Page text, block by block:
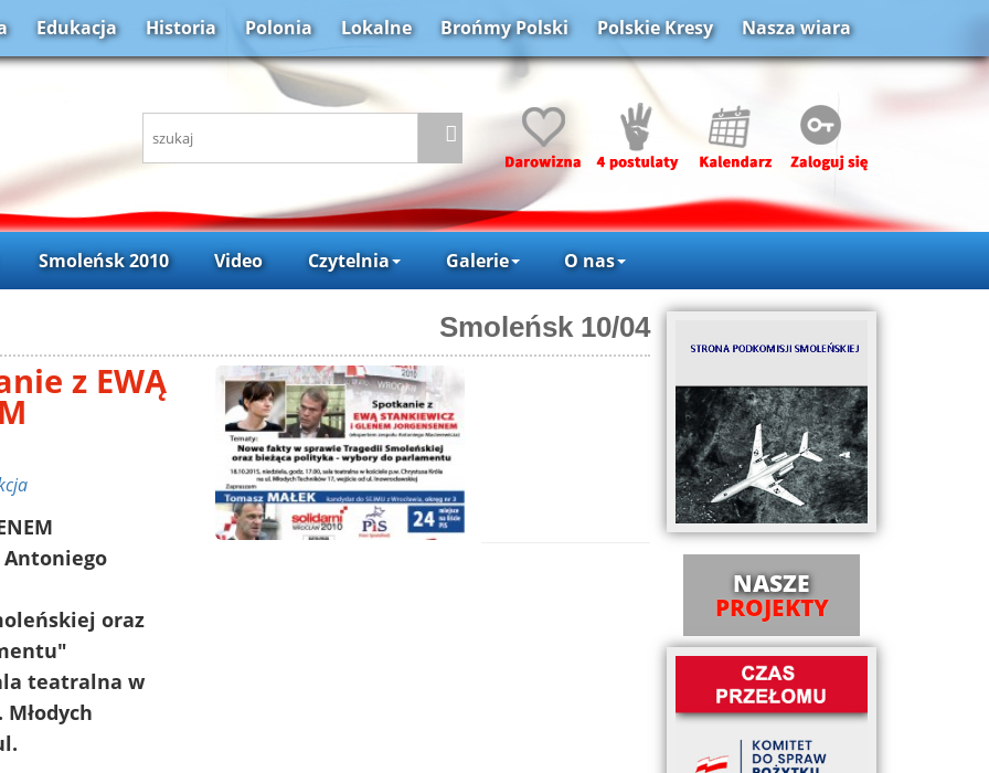
Edukacja Historia Polonia Lokalne Brońmy Polski Polskie Kresy Nasza wiara
Smoleńsk 2010 Video Czytelnia Galerie O nas
Smoleńsk 10/04
z EWĄ
Antoniego
oraz
teatralna w
NASZE
PROJEKTY